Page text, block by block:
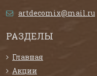
artdecomix@mail.ru
РАЗДЕЛЫ
Главная
Акции